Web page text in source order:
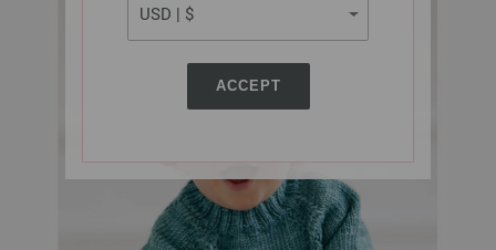
ACCEPT